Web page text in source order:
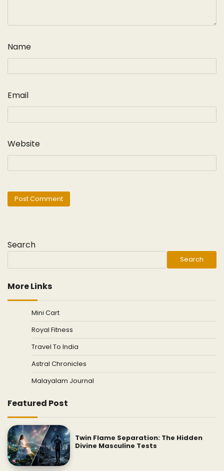
Name
Email
Website
Search
Search
More Links
Mini Cart
Royal Fitness
Travel To India
Astral Chronicles
Malayalam Journal
Featured Post
Twin Flame Separation: The Hidden
Divine Masculine Tests